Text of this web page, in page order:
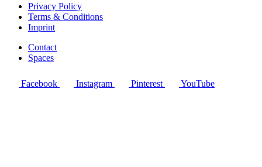
Privacy Policy
Terms & Conditions
Imprint
Contact
Spaces
Facebook Instagram Pinterest YouTube